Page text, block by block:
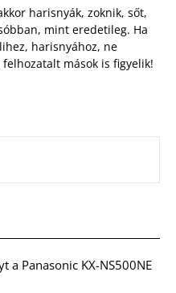
harisnyák, zoknik, sőt,
mint eredetileg. Ha
harisnyához, ne
mások is figyelik!
a Panasonic KX-NS500NE